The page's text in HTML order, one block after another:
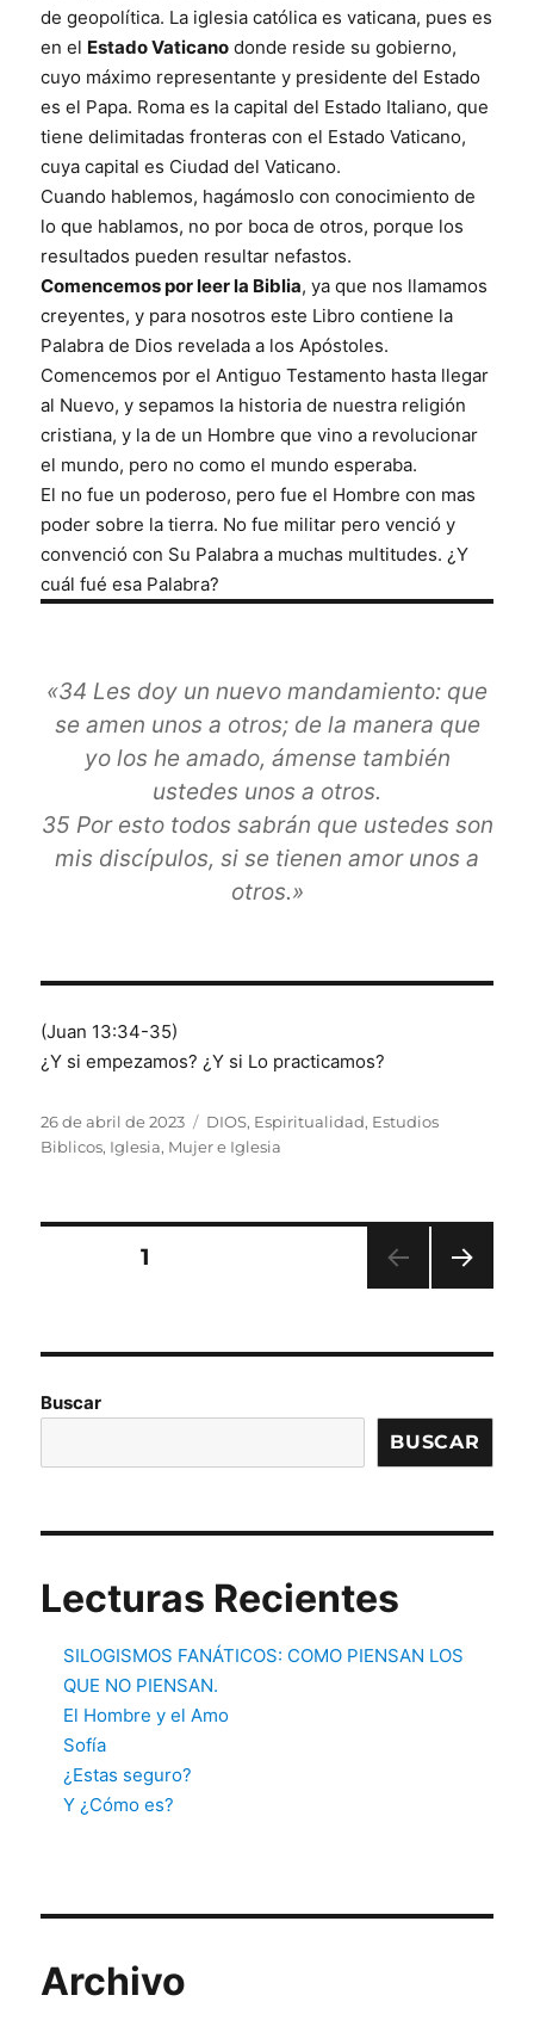
de geopolítica. La iglesia católica es vaticana, pues es
en el Estado Vaticano donde reside su gobierno,
cuyo máximo representante y presidente del Estado
es el Papa. Roma es la capital del Estado Italiano, que
tiene delimitadas fronteras con el Estado Vaticano,
cuya capital es Ciudad del Vaticano.
Cuando hablemos, hagámoslo con conocimiento de
lo que hablamos, no por boca de otros, porque los
resultados pueden resultar nefastos.
Comencemos por leer la Biblia, ya que nos llamamos
creyentes, y para nosotros este Libro contiene la
Palabra de Dios revelada a los Apóstoles.
Comencemos por el Antiguo Testamento hasta llegar
al Nuevo, y sepamos la historia de nuestra religión
cristiana, y la de un Hombre que vino a revolucionar
el mundo, pero no como el mundo esperaba.
El no fue un poderoso, pero fue el Hombre con mas
poder sobre la tierra. No fue militar pero venció y
convenció con Su Palabra a muchas multitudes. ¿Y
cuál fué esa Palabra?
«34 Les doy un nuevo mandamiento: que
se amen unos a otros; de la manera que
yo los he amado, ámense también
ustedes unos a otros.
35 Por esto todos sabrán que ustedes son
mis discípulos, si se tienen amor unos a
otros.»
(Juan 13:34-35)
¿Y si empezamos? ¿Y si Lo practicamos?
Publicado
el
26 de abril de 2023 Categorías
DIOS, Espiritualidad, Estudios
Biblicos, Iglesia, Mujer e Iglesia
Paginación
PÁGINA1
PÁGI
Buscar
BUSCAR
Lecturas Recientes
SILOGISMOS FANÁTICOS: COMO PIENSAN LOS
QUE NO PIENSAN.
El Hombre y el Amo
Sofía
¿Estas seguro?
Y ¿Cómo es?
Archivo